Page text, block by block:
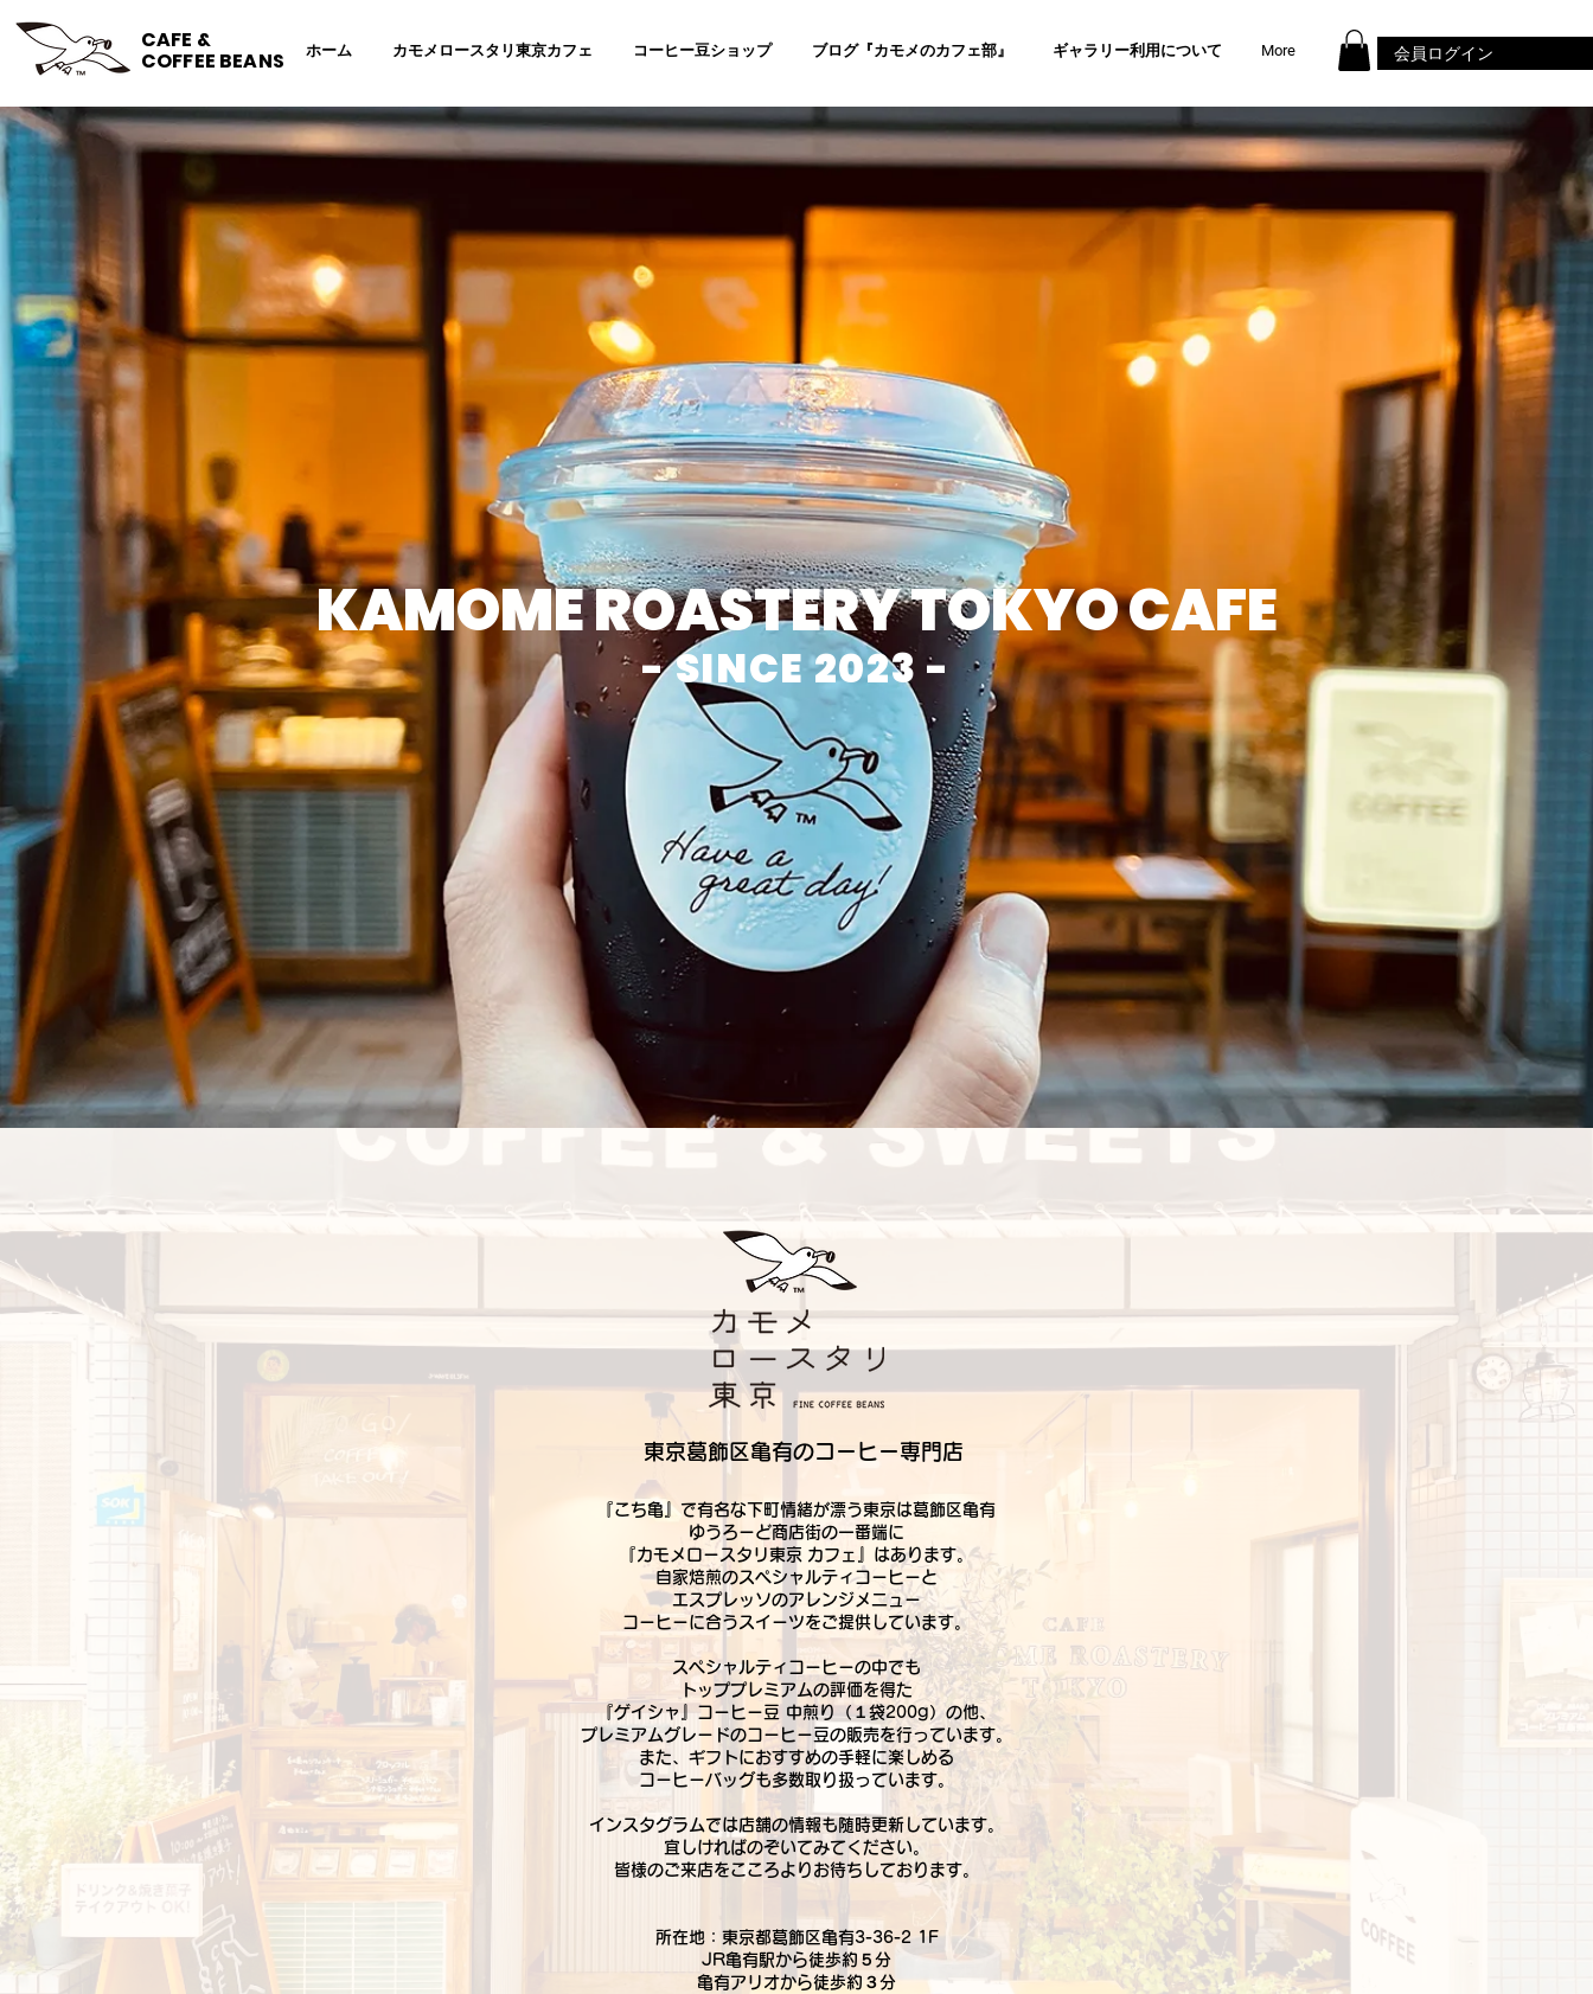
ホーム カモメロースタリ東京カフェ コーヒー豆ショップ ブログ『カモメのカフェ部』 ギャラリー利用について More
CAFE &
COFFEE BEANS 会員ログイン
KAMOME ROASTERY TOKYO CAFE
- SINCE 2023 -
東京葛飾区亀有のコーヒー専門店
『こち亀』で有名な下町情緒が漂う東京は葛飾区亀有
ゆうろーど商店街の一番端に
『カモメロースタリ東京 カフェ』はあります。
自家焙煎のスペシャルティコーヒーと
エスプレッソのアレンジメニュー
コーヒーに合うスイーツをご提供しています。
スペシャルティコーヒーの中でも
トッププレミアムの評価を得た
『ゲイシャ』コーヒー豆 中煎り（１袋200g）の他、
プレミアムグレードのコーヒー豆の販売を行っています。
また、ギフトにおすすめの手軽に楽しめる
コーヒーバッグも多数取り扱っています。
​インスタグラムでは店舗の情報も随時更新しています。
宜しければのぞいてみてください。
皆様のご来店をこころよりお待ちしております。
所在地：東京都葛飾区亀有3-36-2 1F
JR亀有駅から徒歩約５分
​亀有アリオから徒歩約３分